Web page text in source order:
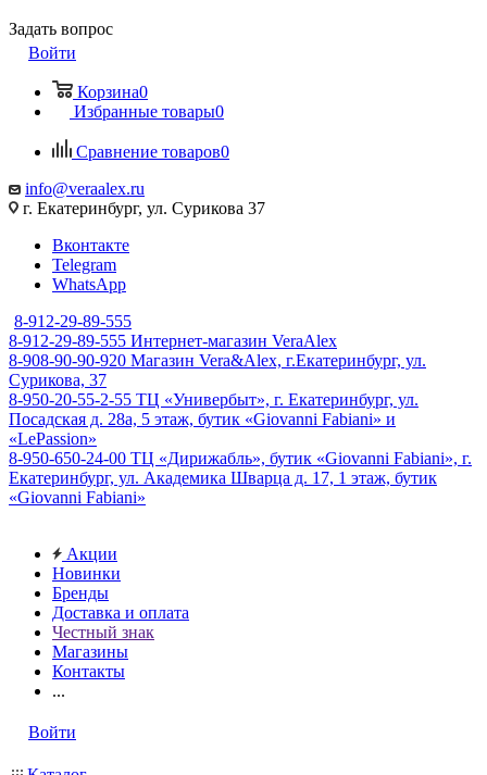
Задать вопрос
Войти
Корзина0
Избранные товары0
Сравнение товаров0
info@veraalex.ru
г. Екатеринбург, ул. Сурикова 37
Вконтакте
Telegram
WhatsApp
8-912-29-89-555
8-912-29-89-555 Интернет-магазин VeraAlex
8-908-90-90-920 Магазин Vera&Alex, г.Екатеринбург, ул.
Сурикова, 37
8-950-20-55-2-55 ТЦ «Универбыт», г. Екатеринбург, ул.
Посадская д. 28а, 5 этаж, бутик «Giovanni Fabiani» и
«LePassion»
8-950-650-24-00 ТЦ «Дирижабль», бутик «Giovanni Fabiani», г.
Екатеринбург, ул. Академика Шварца д. 17, 1 этаж, бутик
«Giovanni Fabiani»
Акции
Новинки
Бренды
Доставка и оплата
Честный знак
Магазины
Контакты
...
Войти